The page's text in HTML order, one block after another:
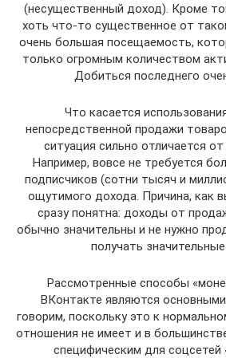
(несущественный доход). Кроме
хоть что-то существенное от
очень большая посещаемость,
только огромным количеством
Добиться последнего
Что касается
непосредственной продажи
ситуация сильно отличается от
Например, вовсе не требуется
подписчиков (сотни тысяч и
ощутимого дохода. Причина, как
сразу понятна: доходы от
обычно значительны и не нужно
получать
Рассмотренные способы
ВКонтакте являются
говорим, поскольку это к
отношения не имеет и в
специфическим для соцсетей